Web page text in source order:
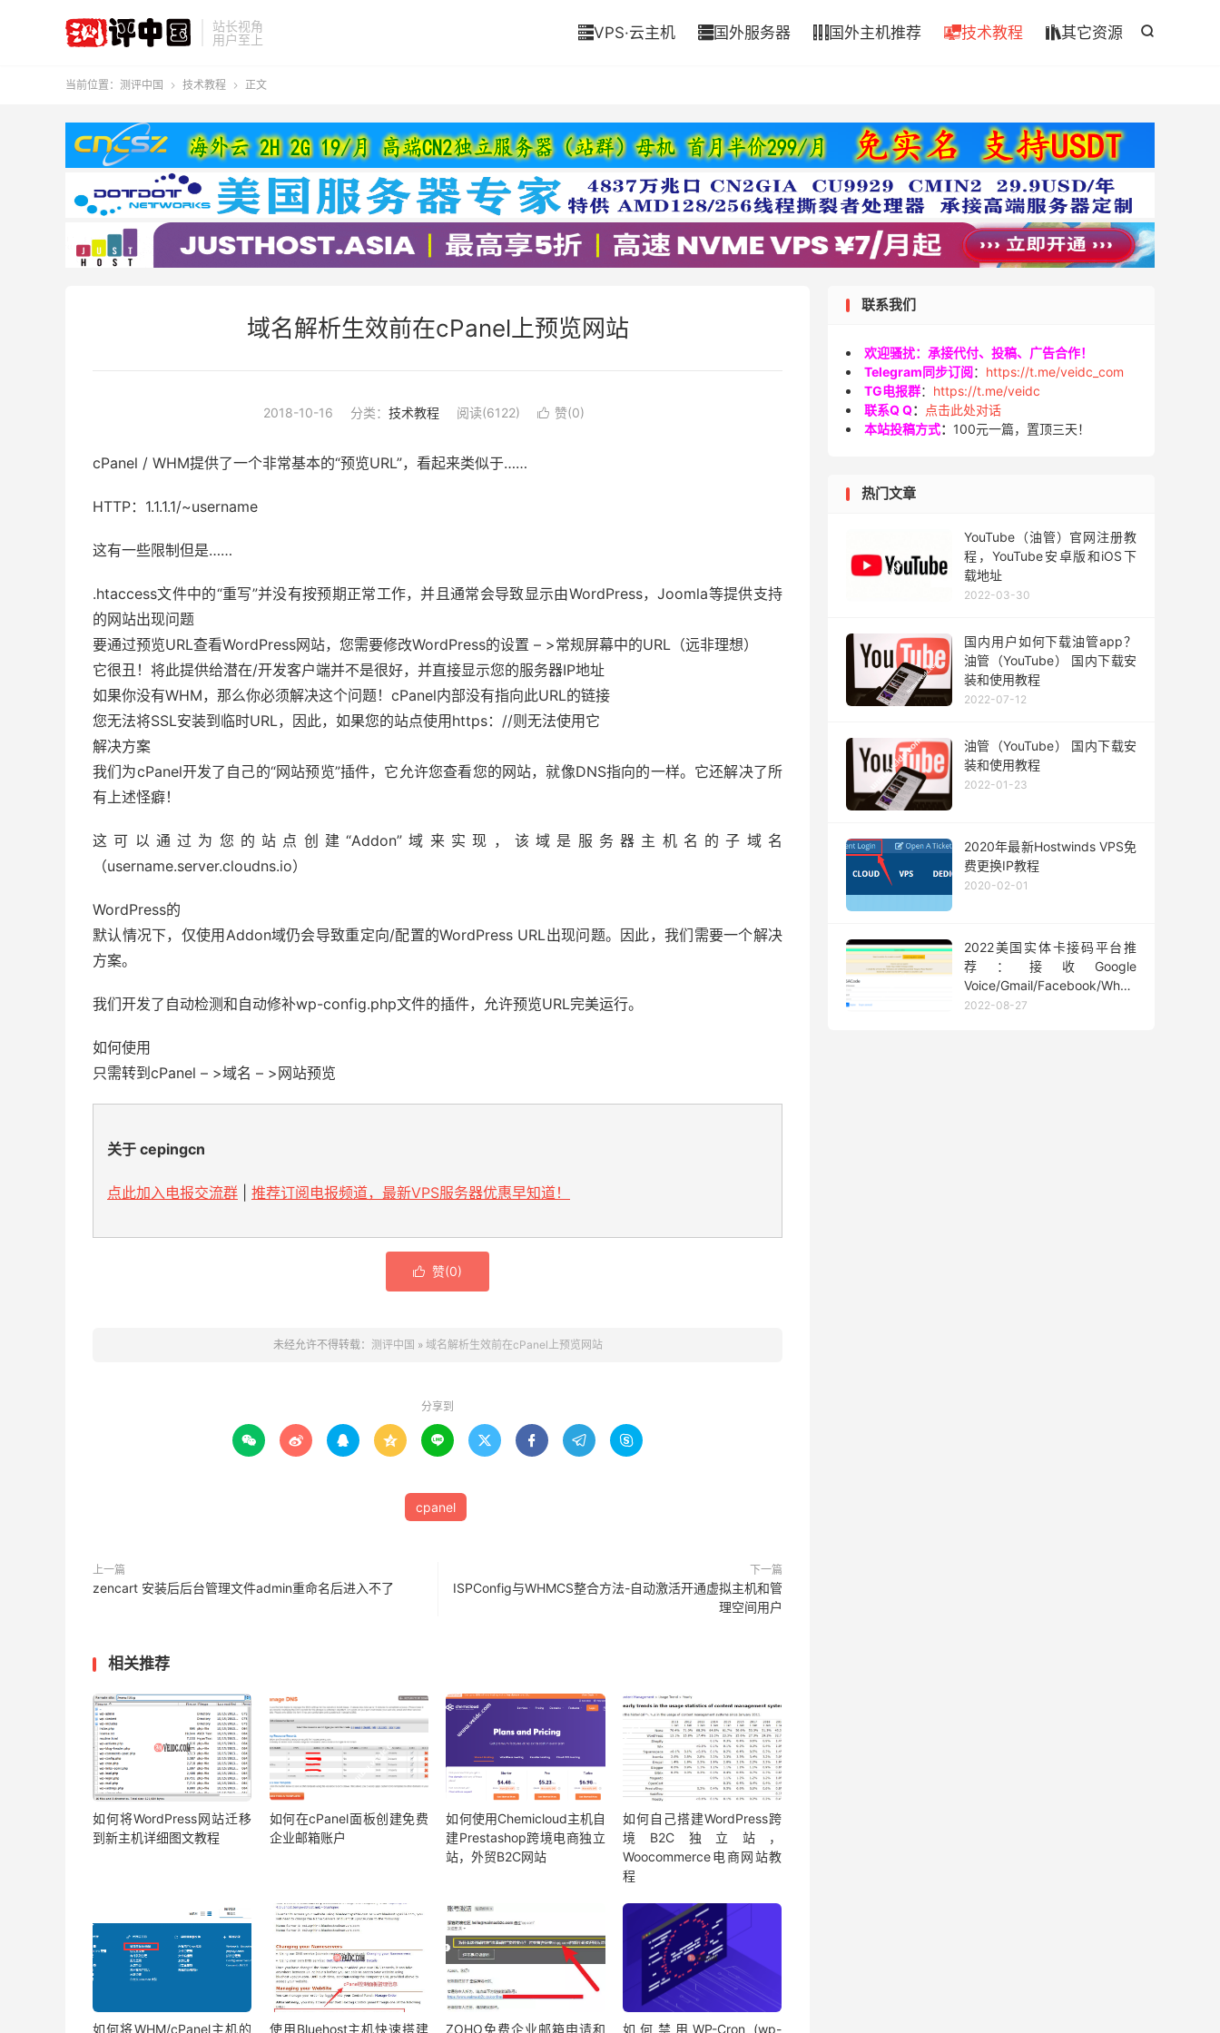
站长视角
用户至上

VPS·云主机 国外服务器  国外主机推荐 技术教程 其它资源
当前位置： 测评中国  技术教程  正文
域名解析生效前在cPanel上预览网站
2018-10-16 分类： 技术教程 阅读(6122)  赞(0)
cPanel / WHM提供了一个非常基本的“预览URL”，看起来类似于……
HTTP：1.1.1.1/~username
这有一些限制但是……
.htaccess文件中的“重写”并没有按预期正常工作，并且通常会导致显示由WordPress，Joomla等提供支持
的网站出现问题
要通过预览URL查看WordPress网站，您需要修改WordPress的设置 – >常规屏幕中的URL（远非理想）
它很丑！将此提供给潜在/开发客户端并不是很好，并直接显示您的服务器IP地址
如果你没有WHM，那么你必须解决这个问题！cPanel内部没有指向此URL的链接
您无法将SSL安装到临时URL，因此，如果您的站点使用https：//则无法使用它
解决方案
我们为cPanel开发了自己的“网站预览”插件，它允许您查看您的网站，就像DNS指向的一样。它还解决了所
有上述怪癖！
这可以通过为您的站点创建“Addon”域来实现，该域是服务器主机名的子域名
（username.server.cloudns.io）
WordPress的
默认情况下，仅使用Addon域仍会导致重定向/配置的WordPress URL出现问题。因此，我们需要一个解决
方案。
我们开发了自动检测和自动修补wp-config.php文件的插件，允许预览URL完美运行。
如何使用
只需转到cPanel – >域名 – >网站预览
关于 cepingcn
点此加入电报交流群 推荐订阅电报频道，最新VPS服务器优惠早知道！
 赞(0)
未经允许不得转载： 测评中国 » 域名解析生效前在cPanel上预览网站
分享到
        
cpanel
上一篇
zencart 安装后后台管理文件admin重命名后进入不了
下一篇
ISPConfig与WHMCS整合方法-自动激活开通虚拟主机和管
理空间用户
相关推荐
如何将WordPress网站迁移
到新主机详细图文教程
如何在cPanel面板创建免费
企业邮箱账户
如何使用Chemicloud主机自
建Prestashop跨境电商独立
站，外贸B2C网站
如何自己搭建WordPress跨
境B2C独立站，
Woocommerce电商网站教
程
如何将WHM/cPanel主机的 使用Bluehost主机快速搭建 ZOHO免费企业邮箱申请和 如何禁用WP-Cron (wp-
联系我们
欢迎骚扰：承接代付、投稿、广告合作！
Telegram同步订阅： https://t.me/veidc_com
TG电报群： https://t.me/veidc
联系Q Q：
点击此处对话
本站投稿方式： 100元一篇，置顶三天！
热门文章
YouTube（油管）官网注册教
程，YouTube安卓版和iOS下
载地址
2022-03-30
国内用户如何下载油管app？
油管（YouTube） 国内下载安
装和使用教程
2022-07-12
油管（YouTube） 国内下载安
装和使用教程
2022-01-23
2020年最新Hostwinds VPS免
费更换IP教程
2020-02-01
2022美国实体卡接码平台推
荐：接收Google
Voice/Gmail/Facebook/Whatsapp
等短信验证码
2022-08-27